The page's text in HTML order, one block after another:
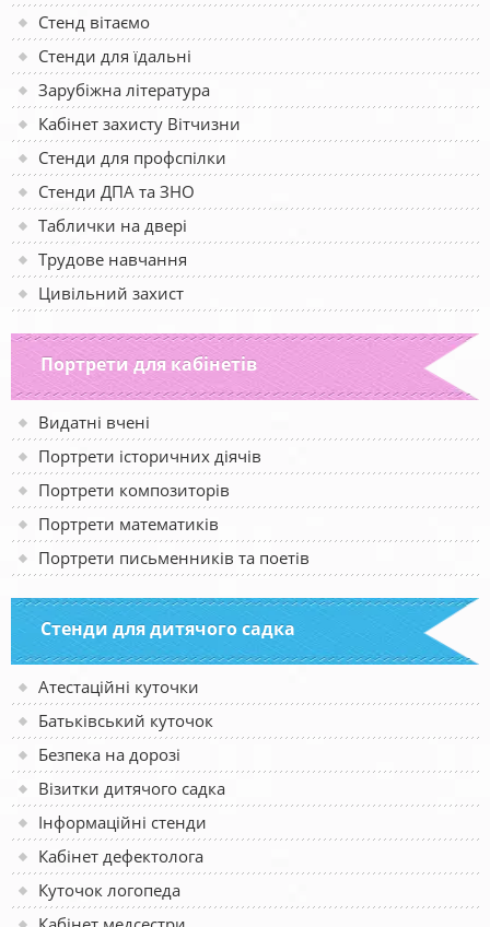
Стенд вітаємо
Стенди для їдальні
Зарубіжна література
Кабінет захисту Вітчизни
Стенди для профспілки
Стенди ДПА та ЗНО
Таблички на двері
Трудове навчання
Цивільний захист
Портрети для кабінетів
Видатні вчені
Портрети історичних діячів
Портрети композиторів
Портрети математиків
Портрети письменників та поетів
Стенди для дитячого садка
Атестаційні куточки
Батьківський куточок
Безпека на дорозі
Візитки дитячого садка
Інформаційні стенди
Кабінет дефектолога
Куточок логопеда